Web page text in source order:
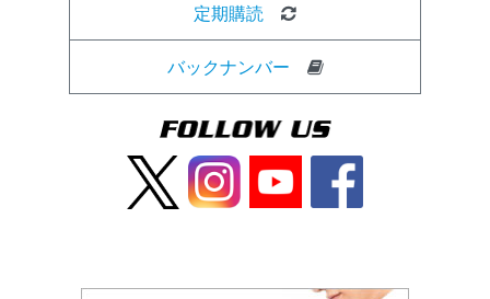
定期購読
バックナンバー